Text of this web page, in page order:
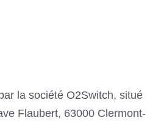
la société O2Switch, situé
Flaubert, 63000 Clermont-